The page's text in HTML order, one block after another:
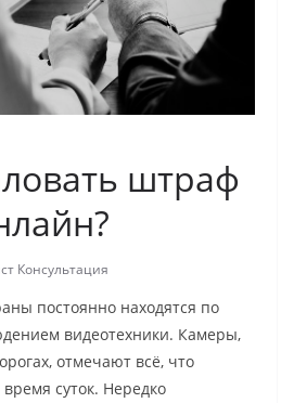
штраф
Консультация
постоянно находятся по
видеотехники. Камеры,
отмечают всё, что
суток. Нередко